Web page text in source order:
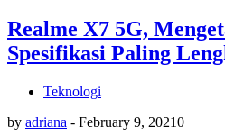
Realme X7 5G,
Spesifikasi Paling
Teknologi
by adriana - February 9, 20210